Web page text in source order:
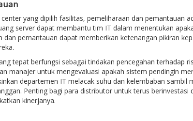
yang dipilih fasilitas, pemeliharaan dan pemantauan
server dapat membantu tim IT dalam menentukan
dan pemantauan dapat memberikan ketenangan pikiran
tepat berfungsi sebagai tindakan pencegahan terhadap
manajer untuk mengevaluasi apakah sistem pendingin
departemen IT melacak suhu dan kelembaban sambil
Penting bagi para distributor untuk terus
kinerjanya.